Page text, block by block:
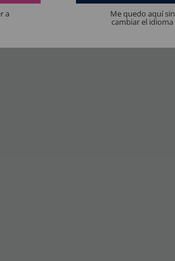
a Me quedo aquí sin
cambiar el idioma